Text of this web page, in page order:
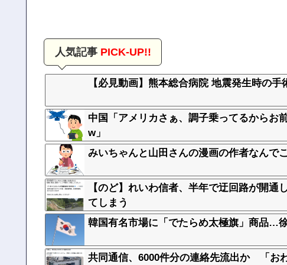
人気記事PICK-UP!!
【必見動画】熊本総合病院 地震発生時の
中国「アメリカさぁ、調子乗ってるからお
w」
みいちゃんと山田さんの漫画の作者なんで
【のど】れいわ信者、半年で迂回路が開
てしまう
韓国有名市場に「でたらめ太極旗」商品…
共同通信、6000件分の連絡先流出か 「お